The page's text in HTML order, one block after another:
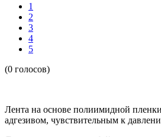
1
2
3
4
5
(0 голосов)
Лента на основе полиимидной
адгезивом, чувствительным к